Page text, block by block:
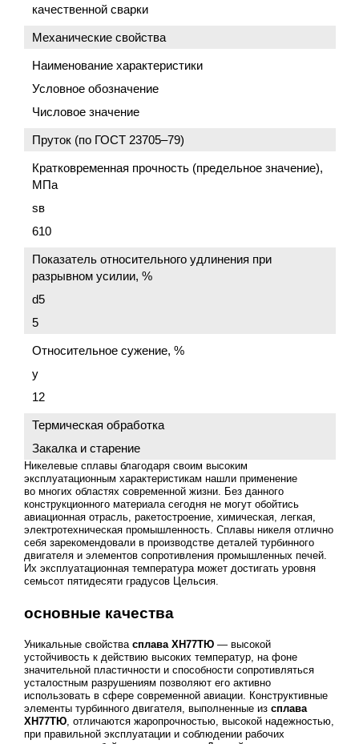
Никелевые сплавы благодаря своим высоким
эксплуатационным характеристикам нашли применение
во многих областях современной жизни. Без данного
конструкционного материала сегодня не могут обойтись
авиационная отрасль, ракетостроение, химическая, легкая,
электротехническая промышленность. Сплавы никеля отлично
себя зарекомендовали в производстве деталей турбинного
двигателя и элементов сопротивления промышленных печей.
Их эксплуатационная температура может достигать уровня
семьсот пятидесяти градусов Цельсия.
основные качества
Уникальные свойства сплава ХН77ТЮ— высокой
устойчивость к действию высоких температур, на фоне
значительной пластичности и способности сопротивляться
усталостным разрушениям позволяют его активно
использовать в сфере современной авиации. Конструктивные
элементы турбинного двигателя, выполненные из сплава
ХН77ТЮ, отличаются жаропрочностью, высокой надежностью,
при правильной эксплуатации и соблюдении рабочих
качественной сварки
Механические свойства
Наименование характеристики
Условное обозначение
Числовое значение
Пруток (по ГОСТ 23705–79)
Кратковременная прочность (предельное значение),
МПа
sв
610
Показатель относительного удлинения при
разрывном усилии, %
d5
5
Относительное сужение, %
y
12
Термическая обработка
Закалка и старение